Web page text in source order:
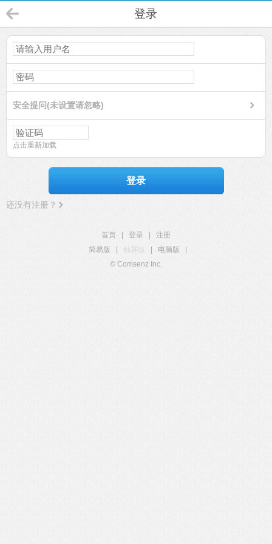
登录
安全提问(未设置请忽略)
点击重新加载
登录
还没有注册？
首页 登录
注册
简易版
触屏版 电脑版
© Comsenz Inc.